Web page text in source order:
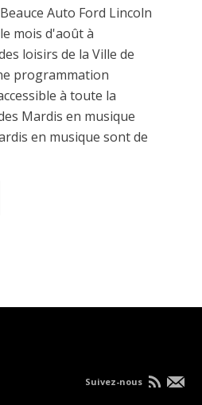
Auto Ford Lincoln
mois d'août à
loisirs de la Ville de
programmation
à toute la
Mardis en musique
en musique sont de
Suivez-nous